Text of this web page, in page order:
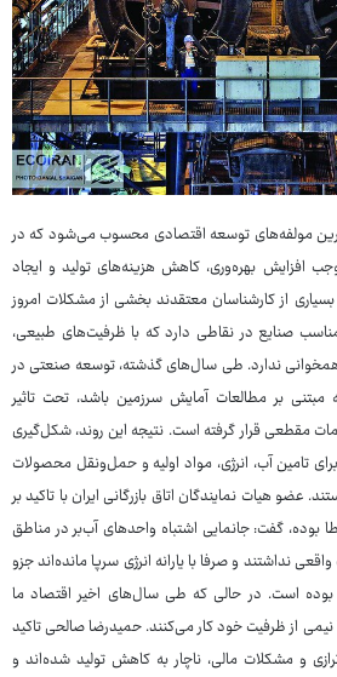
مولفه‌های توسعه اقتصادی محسوب می‌شود که در
افزایش بهره‌وری، کاهش هزینه‌های تولید و ایجاد
از کارشناسان معتقدند بخشی از مشکلات امروز
صنایع در نقاطی دارد که با ظرفیت‌های طبیعی،
ندارد. طی سال‌های گذشته، توسعه صنعتی در
بر مطالعات آمایش سرزمین باشد، تحت تاثیر
مقطعی قرار گرفته است. نتیجه این روند، شکل‌گیری
تامین آب، انرژی، مواد اولیه و حمل‌ونقل محصولات
هیات نمایندگان اتاق بازرگانی ایران با تاکید بر
بوده، گفت: جانمایی اشتباه واحدهای آب‌بر در مناطق
نداشتند و صرفا با یارانه انرژی سرپا مانده‌اند جزو
است. در حالی که طی سال‌های اخیر اقتصاد ما
از ظرفیت خود کار می‌کنند. حمیدرضا صالحی تاکید
و مشکلات مالی، ناچار به کاهش تولید شده‌اند و